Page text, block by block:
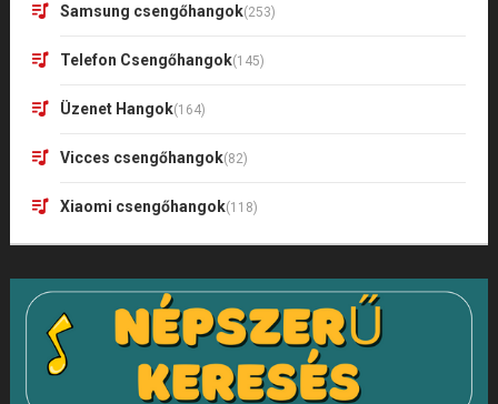
Samsung csengőhangok(253)
Telefon Csengőhangok(145)
Üzenet Hangok(164)
Vicces csengőhangok(82)
Xiaomi csengőhangok(118)